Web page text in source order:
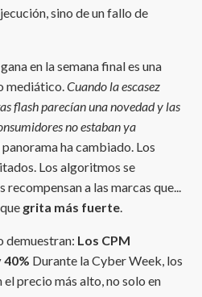
sino de un fallo de
en la semana final es una
mediático.Cuando la escasez
flash parecían una novedad y las
no estaban ya
ha cambiado. Los
Los algoritmos se
a las marcas que...
grita más fuerte.
demuestran: Los CPM
Durante la Cyber Week, los
precio más alto, no solo en